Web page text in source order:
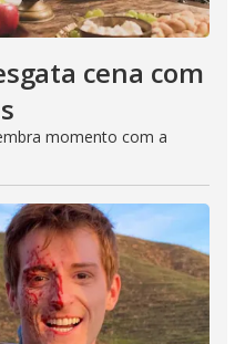
cena com
momento com a